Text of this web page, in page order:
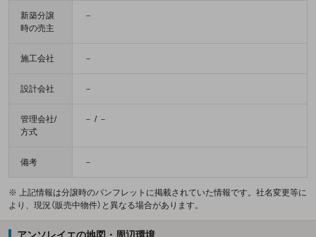
新築分譲
時の売主
－
施工会社 －
設計会社 －
管理会社/
方式
－ / －
備考 －
※ 上記情報は分譲時のパンフレットに掲載されていた情報です。社名変更等に
より、現況（販売中物件）と異なる場合があります。